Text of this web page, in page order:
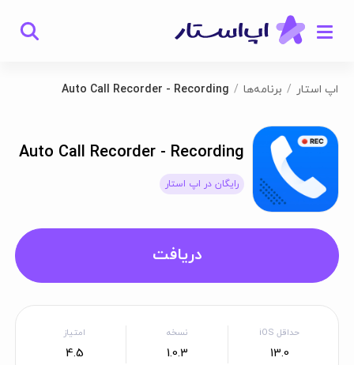
اپ استار برنامه‌ها Auto Call Recorder - Recording
Auto Call Recorder - Recording
رایگان در اپ استار
دریافت
حداقل iOS
13.0
نسخه
1.0.3
امتیاز
4.5